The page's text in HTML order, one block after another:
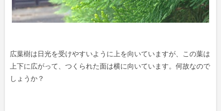
広葉樹は日光を受けやすいように上を向いていますが、この葉は
上下に広がって、つくられた面は横に向いています。何故なので
しょうか？